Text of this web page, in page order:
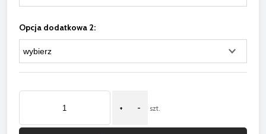
Opcja dodatkowa 2:
+ - szt.